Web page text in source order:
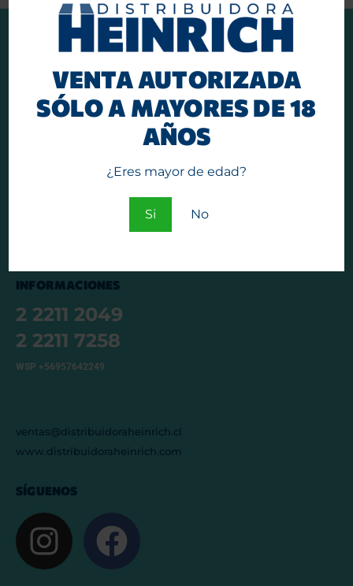
VENTA AUTORIZADA
SÓLO A MAYORES DE 18
AÑOS
¿Eres mayor de edad?
Si No
INICIO
CATÁLOGO
COMPRAS Y ENVÍOS
INFORMACIONES
2 2211 2049
2 2211 7258
WSP +56957642249
ventas@distribuidoraheinrich.cl
www.distribuidoraheinrich.com
SÍGUENOS